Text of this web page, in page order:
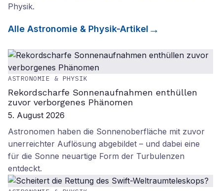
Physik.
Alle Astronomie & Physik-Artikel
ASTRONOMIE & PHYSIK
Rekordscharfe Sonnenaufnahmen enthüllen
zuvor verborgenes Phänomen
5. August 2026
Astronomen haben die Sonnenoberfläche mit zuvor
unerreichter Auflösung abgebildet – und dabei eine
für die Sonne neuartige Form der Turbulenzen
entdeckt.